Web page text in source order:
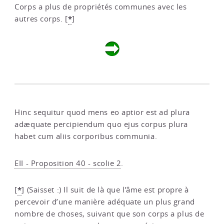
Corps a plus de propriétés communes avec les
autres corps. [*]
Hinc sequitur quod mens eo aptior est ad plura
adæquate percipiendum quo ejus corpus plura
habet cum aliis corporibus communia.
EII - Proposition 40 - scolie 2.
[*] (Saisset :) Il suit de là que l’âme est propre à
percevoir d’une manière adéquate un plus grand
nombre de choses, suivant que son corps a plus de